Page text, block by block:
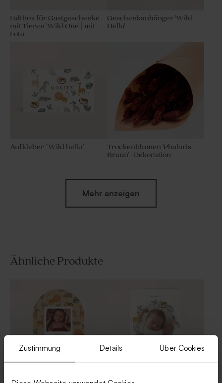
Zustimmung Details Über Cookies
Faltbox für Gastgeschenke
mit Tieren 'Wild One' | mit
Foto
Geschenkanhänger 'Wild
Hello'
Aufkleber ´Wild hello´
Trockenblumen 'Phalaris
Braun' | Dekoration
Mehr anzeigen
Ähnliche Produkte